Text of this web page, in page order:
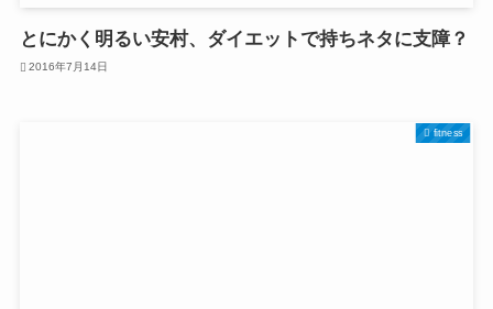
とにかく明るい安村、ダイエットで持ちネタに支障？
2016年7月14日
fitness